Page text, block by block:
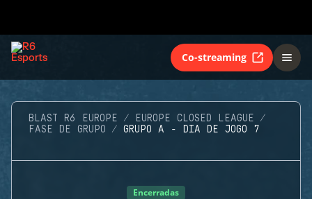
Co-streaming
BLAST R6 EUROPE
EUROPE CLOSED LEAGUE
FASE DE GRUPO
GRUPO A - DIA DE JOGO 7
Encerradas